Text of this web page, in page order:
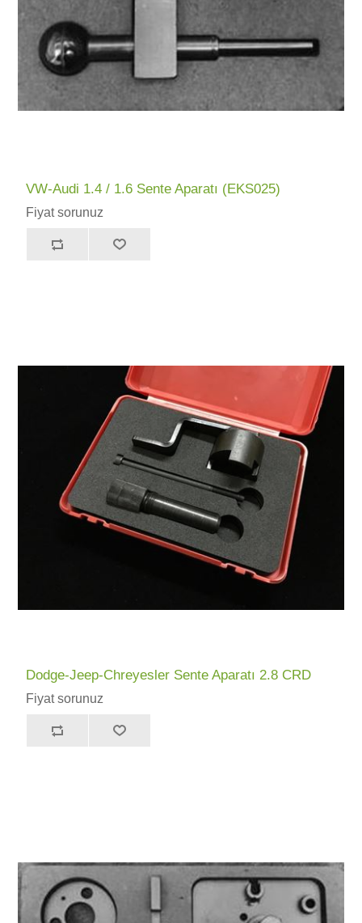
VW-Audi 1.4 / 1.6 Sente Aparatı (EKS025)
Fiyat sorunuz
Dodge-Jeep-Chreyesler Sente Aparatı 2.8 CRD
Fiyat sorunuz